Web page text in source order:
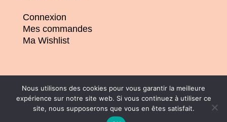
Connexion
Mes commandes
Ma Wishlist
© 2026 | Conception : Pommier Franck WD
| Tous droits réservés |CGV|Mentions
Nous utilisons des cookies pour vous garantir la meilleure
expérience sur notre site web. Si vous continuez à utiliser ce
site, nous supposerons que vous en êtes satisfait.